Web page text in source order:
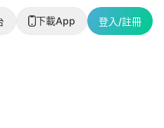
下載App 登入/註冊